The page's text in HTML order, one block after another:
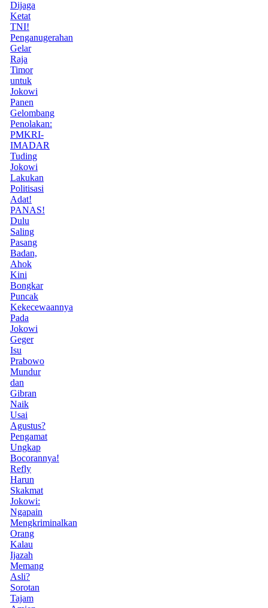
Dijaga
Ketat
TNI!
Penganugerahan
Gelar
Raja
Timor
untuk
Jokowi
Panen
Gelombang
Penolakan:
PMKRI-
IMADAR
Tuding
Jokowi
Lakukan
Politisasi
Adat!
PANAS!
Dulu
Saling
Pasang
Badan,
Ahok
Kini
Bongkar
Puncak
Kekecewaannya
Pada
Jokowi
Geger
Isu
Prabowo
Mundur
dan
Gibran
Naik
Usai
Agustus?
Pengamat
Ungkap
Bocorannya!
Refly
Harun
Skakmat
Jokowi:
Ngapain
Mengkriminalkan
Orang
Kalau
Ijazah
Memang
Asli?
Sorotan
Tajam